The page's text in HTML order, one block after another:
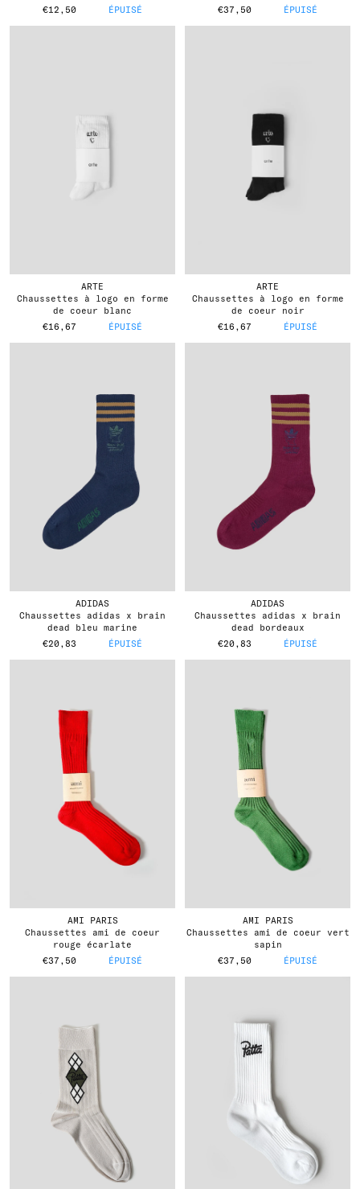
€12,50
ÉPUISÉ
€37,50
ÉPUISÉ
ARTE
chaussettes à logo en forme
de coeur blanc
€16,67
ÉPUISÉ
ARTE
chaussettes à logo en forme
de coeur noir
€16,67
ÉPUISÉ
ADIDAS
chaussettes adidas x brain
dead bleu marine
€20,83
ÉPUISÉ
ADIDAS
chaussettes adidas x brain
dead bordeaux
€20,83
ÉPUISÉ
AMI PARIS
chaussettes ami de coeur
rouge écarlate
€37,50
ÉPUISÉ
AMI PARIS
chaussettes ami de coeur vert
sapin
€37,50
ÉPUISÉ